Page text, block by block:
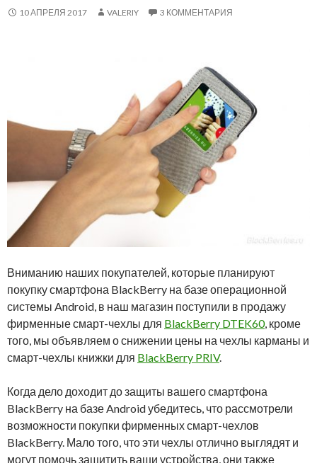
10 АПРЕЛЯ 2017 VALERIY 3 КОММЕНТАРИЯ
Вниманию наших покупателей, которые планируют
покупку смартфона BlackBerry на базе операционной
системы Android, в наш магазин поступили в продажу
фирменные смарт-чехлы для BlackBerry DTEK60, кроме
того, мы объявляем о снижении цены на чехлы карманы и
смарт-чехлы книжки для BlackBerry PRIV.
Когда дело доходит до защиты вашего смартфона
BlackBerry на базе Android убедитесь, что рассмотрели
возможности покупки фирменных смарт-чехлов
BlackBerry. Мало того, что эти чехлы отлично выглядят и
могут помочь защитить ваши устройства, они также